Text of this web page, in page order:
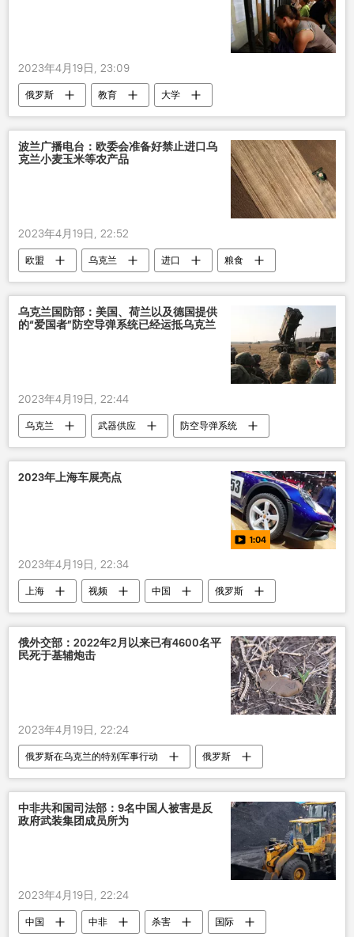
2023年4月19日, 23:09
俄罗斯 教育 大学
波兰广播电台：欧委会准备好禁止进口乌
克兰小麦玉米等农产品
2023年4月19日, 22:52
欧盟 乌克兰 进口 粮食
乌克兰国防部：美国、荷兰以及德国提供
的“爱国者”防空导弹系统已经运抵乌克兰
2023年4月19日, 22:44
乌克兰 武器供应 防空导弹系统
2023年上海车展亮点
1:04
2023年4月19日, 22:34
上海 视频 中国
俄罗斯
汽车
多媒体
俄外交部：2022年2月以来已有4600名平
民死于基辅炮击
2023年4月19日, 22:24
俄罗斯在乌克兰的特别军事行动
俄罗斯
乌克兰
炮击 平民 死亡
中非共和国司法部：9名中国人被害是反
政府武装集团成员所为
2023年4月19日, 22:24
中国 中非 杀害 国际